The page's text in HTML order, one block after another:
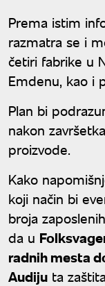
Prema istim
razmatra se i
četiri fabrike u
Emdenu, kao i
Plan bi
nakon
proizvode.
Kako
koji način bi
broja
da u
radnih mesta
Audiju ta